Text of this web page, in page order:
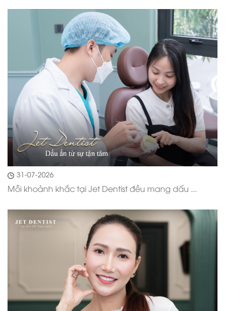
31-07-2026
Mỗi khoảnh khắc tại Jet Dentist đều mang dấu ...